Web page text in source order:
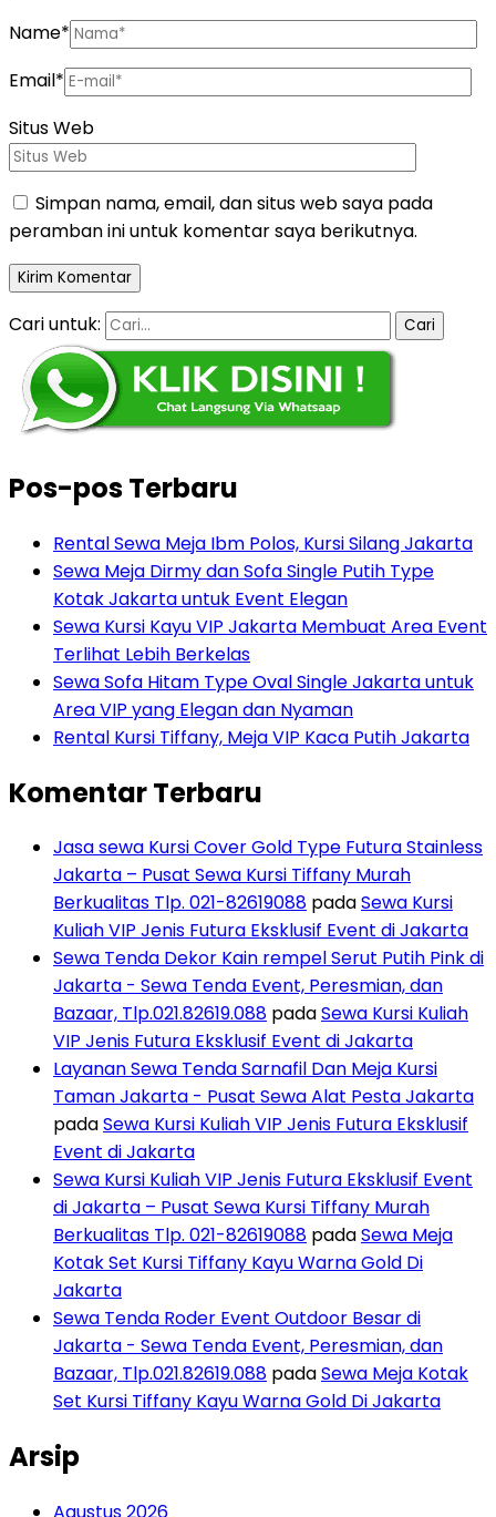
Name*
Email*
Situs Web
Simpan nama, email, dan situs web saya pada
peramban ini untuk komentar saya berikutnya.
Cari untuk:
Pos-pos Terbaru
Rental Sewa Meja Ibm Polos, Kursi Silang Jakarta
Sewa Meja Dirmy dan Sofa Single Putih Type
Kotak Jakarta untuk Event Elegan
Sewa Kursi Kayu VIP Jakarta Membuat Area Event
Terlihat Lebih Berkelas
Sewa Sofa Hitam Type Oval Single Jakarta untuk
Area VIP yang Elegan dan Nyaman
Rental Kursi Tiffany, Meja VIP Kaca Putih Jakarta
Komentar Terbaru
Jasa sewa Kursi Cover Gold Type Futura Stainless
Jakarta – Pusat Sewa Kursi Tiffany Murah
Berkualitas Tlp. 021-82619088 padaSewa Kursi
Kuliah VIP Jenis Futura Eksklusif Event di Jakarta
Sewa Tenda Dekor Kain rempel Serut Putih Pink di
Jakarta - Sewa Tenda Event, Peresmian, dan
Bazaar, Tlp.021.82619.088 padaSewa Kursi Kuliah
VIP Jenis Futura Eksklusif Event di Jakarta
Layanan Sewa Tenda Sarnafil Dan Meja Kursi
Taman Jakarta - Pusat Sewa Alat Pesta Jakarta
padaSewa Kursi Kuliah VIP Jenis Futura Eksklusif
Event di Jakarta
Sewa Kursi Kuliah VIP Jenis Futura Eksklusif Event
di Jakarta – Pusat Sewa Kursi Tiffany Murah
Berkualitas Tlp. 021-82619088 padaSewa Meja
Kotak Set Kursi Tiffany Kayu Warna Gold Di
Jakarta
Sewa Tenda Roder Event Outdoor Besar di
Jakarta - Sewa Tenda Event, Peresmian, dan
Bazaar, Tlp.021.82619.088 padaSewa Meja Kotak
Set Kursi Tiffany Kayu Warna Gold Di Jakarta
Arsip